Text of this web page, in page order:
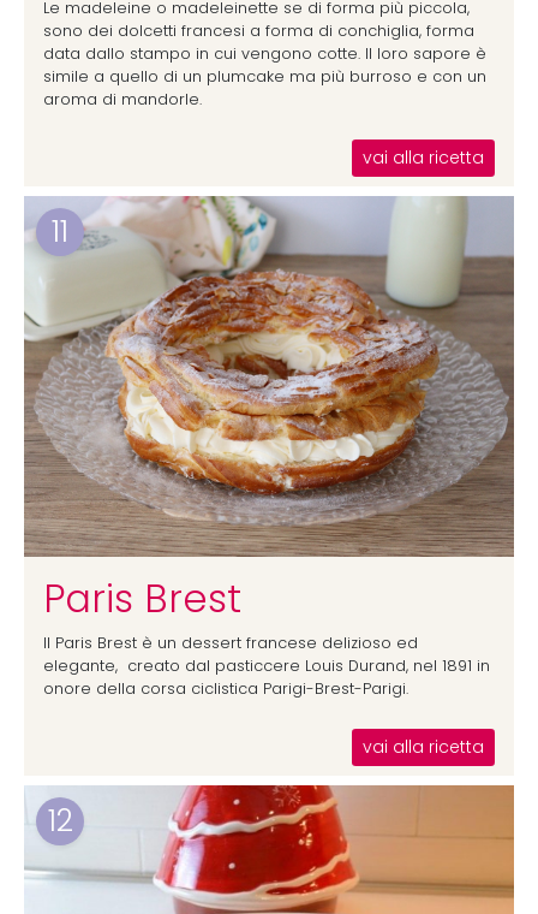
Le madeleine o madeleinette se di forma più piccola,
sono dei dolcetti francesi a forma di conchiglia, forma
data dallo stampo in cui vengono cotte. Il loro sapore è
simile a quello di un plumcake ma più burroso e con un
aroma di mandorle.
vai alla ricetta
11
Paris Brest
Il Paris Brest è un dessert francese delizioso ed
elegante, creato dal pasticcere Louis Durand, nel 1891 in
onore della corsa ciclistica Parigi-Brest-Parigi.
vai alla ricetta
12